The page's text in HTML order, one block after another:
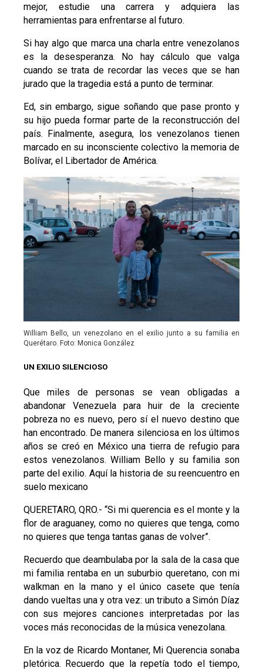
mejor, estudie una carrera y adquiera las
herramientas para enfrentarse al futuro.
Si hay algo que marca una charla entre venezolanos
es la desesperanza. No hay cálculo que valga
cuando se trata de recordar las veces que se han
jurado que la tragedia está a punto de terminar.
Ed, sin embargo, sigue soñando que pase pronto y
su hijo pueda formar parte de la reconstrucción del
país. Finalmente, asegura, los venezolanos tienen
marcado en su inconsciente colectivo la memoria de
Bolívar, el Libertador de América.
William Bello, un venezolano en el exilio junto a su familia en
Querétaro. Foto: Monica González
UN EXILIO SILENCIOSO
Que miles de personas se vean obligadas a
abandonar Venezuela para huir de la creciente
pobreza no es nuevo, pero sí el nuevo destino que
han encontrado. De manera silenciosa en los últimos
años se creó en México una tierra de refugio para
estos venezolanos. William Bello y su familia son
parte del exilio. Aquí la historia de su reencuentro en
suelo mexicano
QUERETARO, QRO.- “Si mi querencia es el monte y la
flor de araguaney, como no quieres que tenga, como
no quieres que tenga tantas ganas de volver”.
Recuerdo que deambulaba por la sala de la casa que
mi familia rentaba en un suburbio queretano, con mi
walkman en la mano y el único casete que tenía
dando vueltas una y otra vez: un tributo a Simón Díaz
con sus mejores canciones interpretadas por las
voces más reconocidas de la música venezolana.
En la voz de Ricardo Montaner, Mi Querencia sonaba
pletórica. Recuerdo que la repetía todo el tiempo,